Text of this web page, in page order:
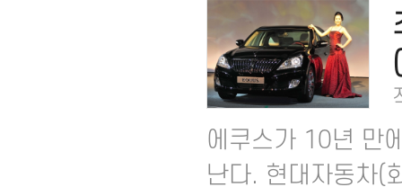
에쿠스가 10년 만
난다. 현대자동차(